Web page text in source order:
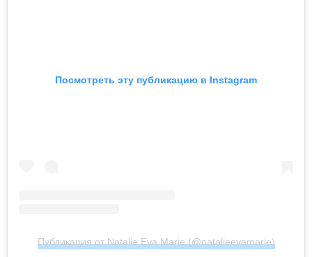
Посмотреть эту публикацию в Instagram
Публикация от Natalie Eva Marie (@natalieevamarie)